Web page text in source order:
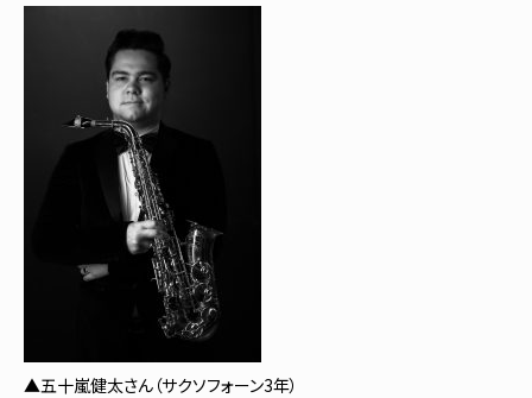
▲五十嵐健太さん（サクソフォーン3年）